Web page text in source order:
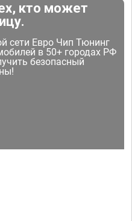
кто может
сети Евро Чип Тюнинг
в 50+ городах РФ
безопасный